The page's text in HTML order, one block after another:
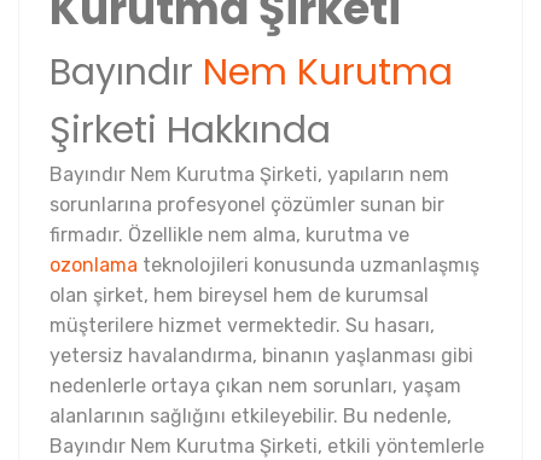
Bayındır Nem Kurutma
Şirketi Hakkında
Bayındır Nem Kurutma Şirketi, yapıların nem
sorunlarına profesyonel çözümler sunan bir
firmadır. Özellikle nem alma, kurutma ve
ozonlama teknolojileri konusunda uzmanlaşmış
olan şirket, hem bireysel hem de kurumsal
müşterilere hizmet vermektedir. Su hasarı,
yetersiz havalandırma, binanın yaşlanması gibi
nedenlerle ortaya çıkan nem sorunları, yaşam
alanlarının sağlığını etkileyebilir. Bu nedenle,
Bayındır Nem Kurutma Şirketi, etkili yöntemlerle